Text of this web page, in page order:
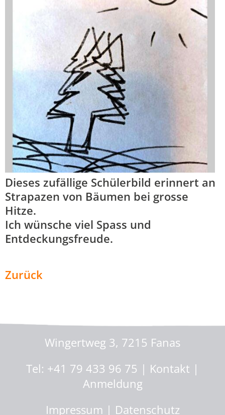
Dieses zufällige Schülerbild erinnert an
Strapazen von Bäumen bei grosse
Hitze.
Ich wünsche viel Spass und
Entdeckungsfreude.
Zurück
Wingertweg 3, 7215 Fanas
Tel: +41 79 433 96 75 | Kontakt |
Anmeldung
Impressum | Datenschutz